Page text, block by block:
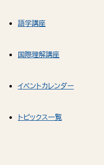
語学講座
国際理解講座
イベントカレンダー
トピックス一覧